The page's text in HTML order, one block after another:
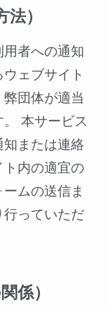
）
者への通知
ェブサイト
団体が適当
本サービス
または連絡
内の適宜の
ムの送信ま
行っていただ
係）